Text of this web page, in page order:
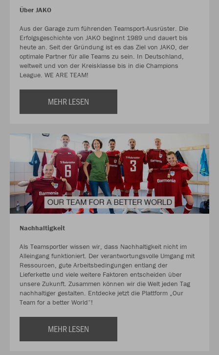
Über JAKO
Aus der Garage zum führenden Teamsport-Ausrüster. Die
Erfolgsgeschichte von JAKO beginnt 1989 und dauert bis
heute an. Seit der Gründung ist es das Ziel von JAKO, der
optimale Partner für alle Teams zu sein. In Deutschland,
weltweit und von der Kreisklasse bis in die Champions
League. WE ARE TEAM!
MEHR LESEN
Nachhaltigkeit
Als Teamsportler wissen wir, dass Nachhaltigkeit nicht im
Alleingang funktioniert. Der verantwortungsvolle Umgang mit
Ressourcen, gute Arbeitsbedingungen entlang der
Lieferkette und viele weitere Faktoren entscheiden über
unsere Zukunft. Zusammen können wir die Welt jeden Tag
nachhaltiger gestalten. Entdecke jetzt die Plattform „Our
Team for a better World“!
MEHR LESEN